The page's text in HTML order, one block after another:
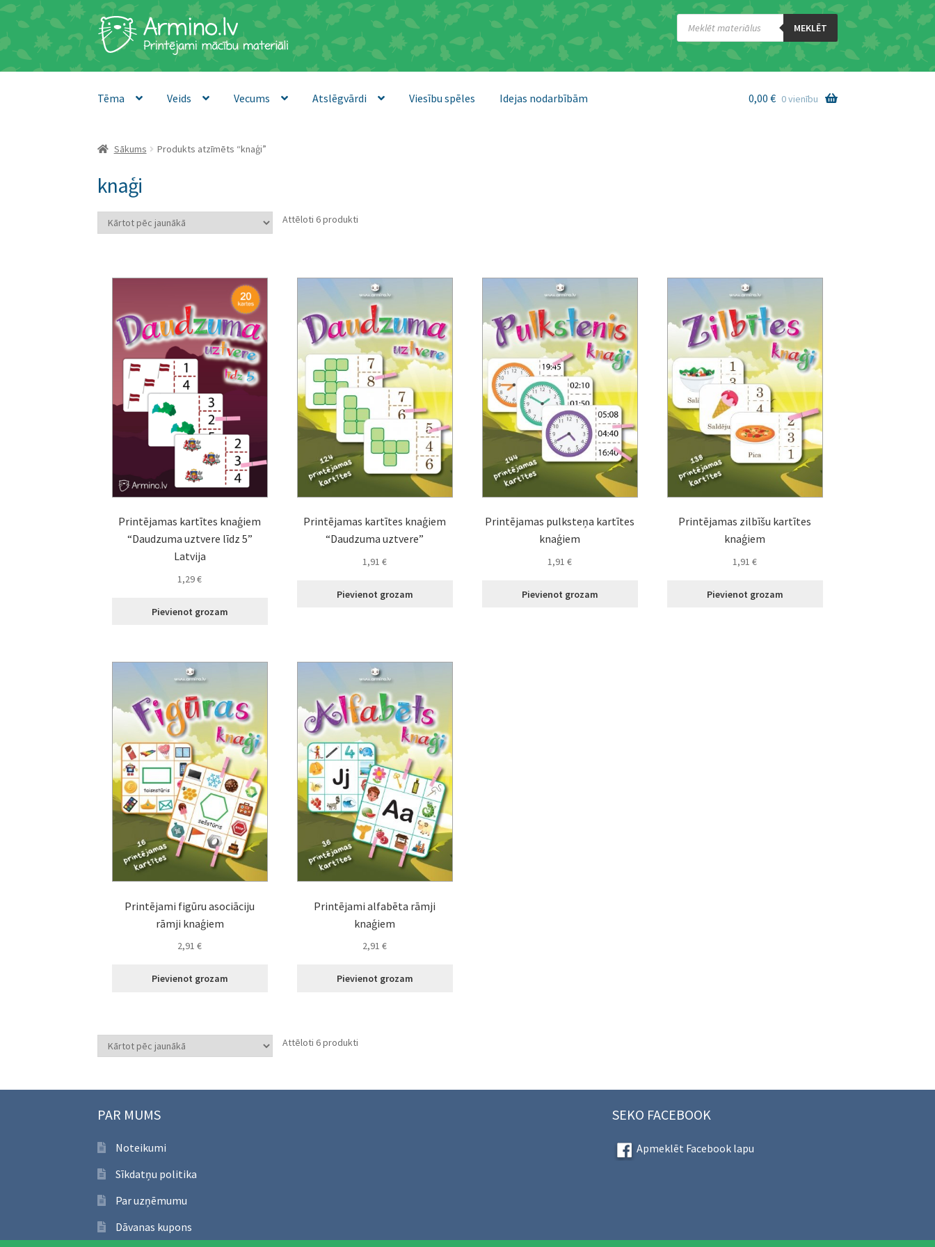
Skip
to
navigation
Skip
to
content
Products
search MEKLĒT
Tēma Veids Vecums Atslēgvārdi Viesību spēles Idejas nodarbībām 0,00 € 0 vienību
Sākums Produkts atzīmēts “knaģi”
knaģi
Attēloti 6 produkti
Printējamas kartītes knaģiem
“Daudzuma uztvere līdz 5”
Latvija
1,29€
Pievienot grozam
Printējamas kartītes knaģiem
“Daudzuma uztvere”
1,91€
Pievienot grozam
Printējamas pulksteņa kartītes
knaģiem
1,91€
Pievienot grozam
Printējamas zilbīšu kartītes
knaģiem
1,91€
Pievienot grozam
Printējami figūru asociāciju
rāmji knaģiem
2,91€
Pievienot grozam
Printējami alfabēta rāmji
knaģiem
2,91€
Pievienot grozam
Attēloti 6 produkti
PAR MUMS
Noteikumi
Sīkdatņu politika
Par uzņēmumu
Dāvanas kupons
SEKO FACEBOOK
Apmeklēt Facebook lapu